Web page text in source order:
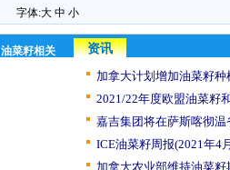
字体:大 中 小
油菜籽相关
资讯
加拿大计划增加油菜籽种
2021/22年度欧盟油菜籽
嘉吉集团将在萨斯喀彻温
ICE油菜籽周报(2021年4
加拿大农业部维持油菜籽